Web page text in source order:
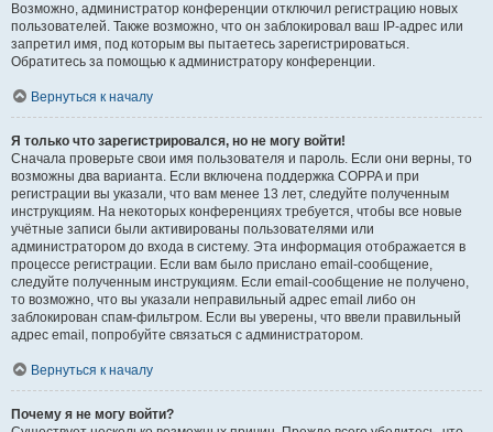
Возможно, администратор конференции отключил регистрацию новых
пользователей. Также возможно, что он заблокировал ваш IP-адрес или
запретил имя, под которым вы пытаетесь зарегистрироваться.
Обратитесь за помощью к администратору конференции.
Вернуться к началу
Я только что зарегистрировался, но не могу войти!
Сначала проверьте свои имя пользователя и пароль. Если они верны, то
возможны два варианта. Если включена поддержка COPPA и при
регистрации вы указали, что вам менее 13 лет, следуйте полученным
инструкциям. На некоторых конференциях требуется, чтобы все новые
учётные записи были активированы пользователями или
администратором до входа в систему. Эта информация отображается в
процессе регистрации. Если вам было прислано email-сообщение,
следуйте полученным инструкциям. Если email-сообщение не получено,
то возможно, что вы указали неправильный адрес email либо он
заблокирован спам-фильтром. Если вы уверены, что ввели правильный
адрес email, попробуйте связаться с администратором.
Вернуться к началу
Почему я не могу войти?